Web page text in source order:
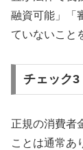
融資可能」「
ていないこと
チェック
正規の消費者
ことは通常あ